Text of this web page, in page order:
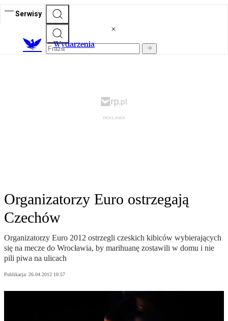
Serwisy
Wydarzenia
Organizatorzy Euro ostrzegają
Czechów
Organizatorzy Euro 2012 ostrzegli czeskich kibiców wybierających
się na mecze do Wrocławia, by marihuanę zostawili w domu i nie
pili piwa na ulicach
Publikacja: 26.04.2012 10:57